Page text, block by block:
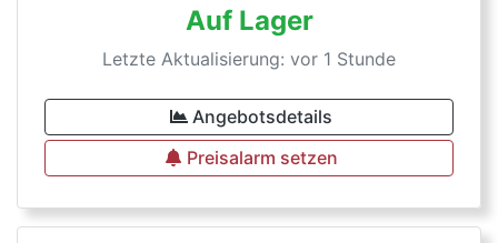
Auf Lager
Letzte Aktualisierung: vor 1 Stunde
Angebotsdetails
Preisalarm setzen